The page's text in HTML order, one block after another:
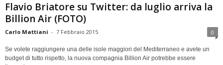
Flavio Briatore su Twitter: da luglio arriva la
Billion Air (FOTO)
Carlo Mattiani - 7 Febbraio 2015 0
Se volete raggiungere una delle isole maggiori del Mediterraneo e avete un
budget di tutto rispetto, la nuova compagnia Billion Air potrebbe essere